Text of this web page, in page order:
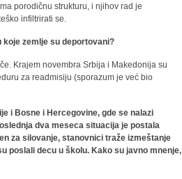
porodičnu strukturu, i njihov rad je
infiltrirati se.
koje zemlje su deportovani?
Krajem novembra Srbija i Makedonija su
za readmisiju (sporazum je već bio
i Bosne i Hercegovine, gde se nalazi
dva meseca situacija je postala
za silovanje, stanovnici traže izmeštanje
poslali decu u školu. Kako su javno mnenje,